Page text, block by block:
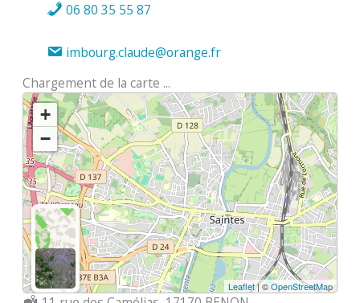
06 80 35 55 87
imbourg.claude@orange.fr
Chargement de la carte ...
+
−
Leaflet| ©OpenStreetMap